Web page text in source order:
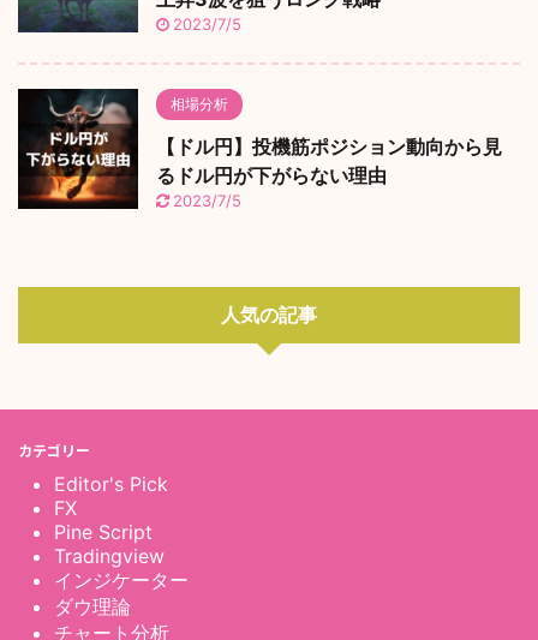
2023/7/5
相場分析
【ドル円】投機筋ポジション動向から見
るドル円が下がらない理由
2023/7/5
人気の記事
カテゴリー
Editor's Pick
FX
Pine Script
Tradingview
インジケーター
ダウ理論
チャート分析